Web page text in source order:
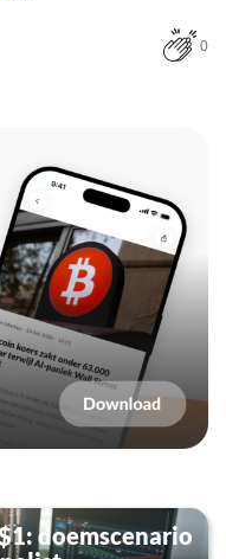
0
doemscenario